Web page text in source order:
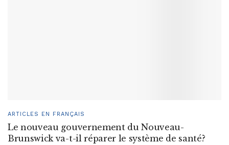
ARTICLES EN FRANÇAIS
Le nouveau gouvernement du Nouveau-
Brunswick va-t-il réparer le système de santé?